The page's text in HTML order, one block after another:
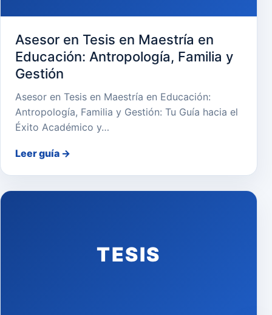
Asesor en Tesis en Maestría en
Educación: Antropología, Familia y
Gestión
Asesor en Tesis en Maestría en Educación:
Antropología, Familia y Gestión: Tu Guía hacia el
Éxito Académico y…
Leer guía →
TESIS